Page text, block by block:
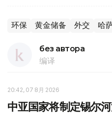
环保 黄金储备 外交 哈
без автора
编译
20:42, 07 8月 2026
中亚国家将制定锡尔